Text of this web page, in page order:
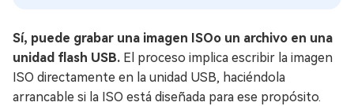
Sí, puede grabar una imagen ISOo un archivo en una
unidad flash USB. El proceso implica escribir la imagen
ISO directamente en la unidad USB, haciéndola
arrancable si la ISO está diseñada para ese propósito.